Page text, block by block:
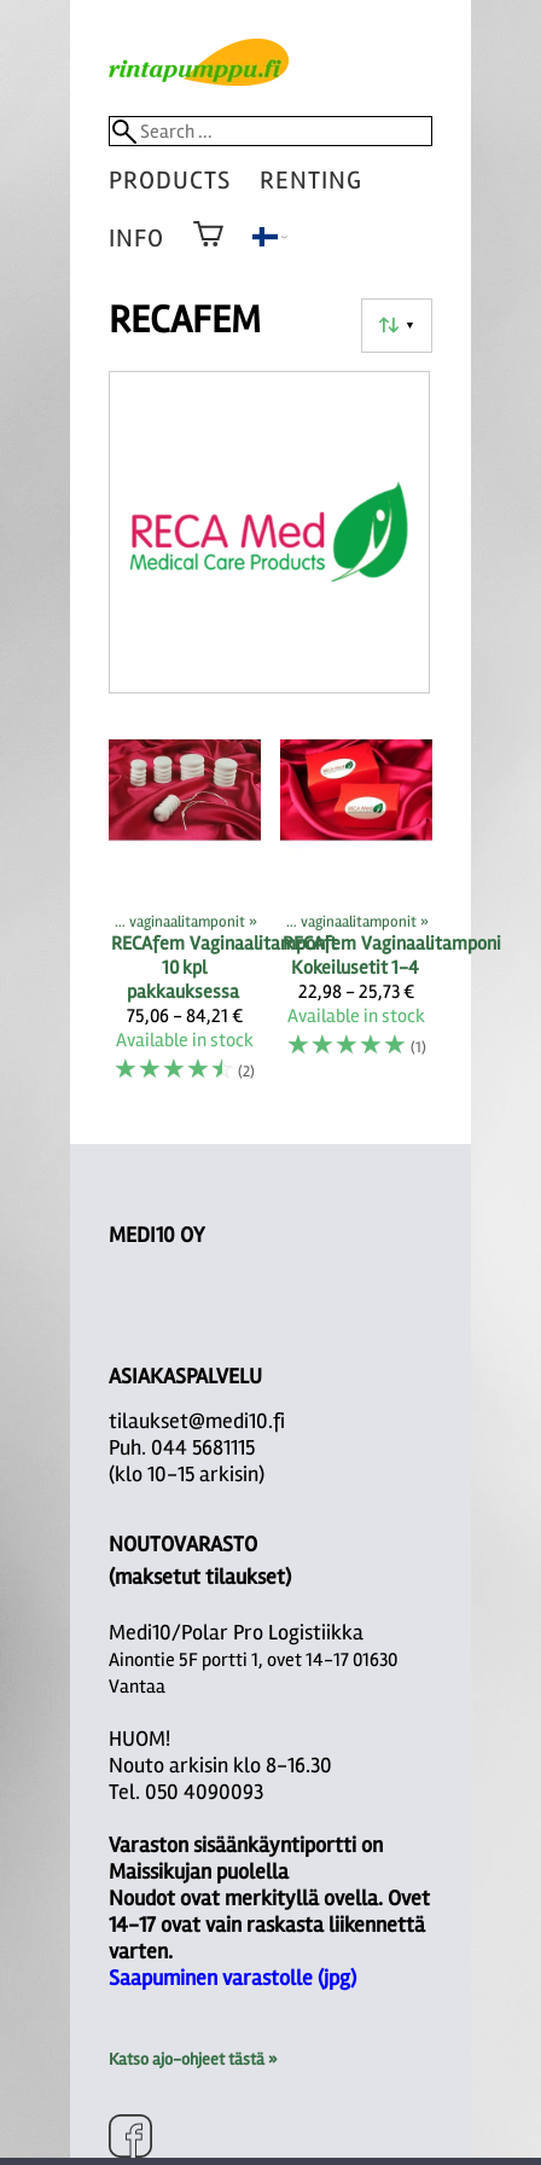
PRODUCTS
RENTING
INFO
▼
RECAFEM
Virtsankarkailu and vaginaalitamponit ‪»
RECAfem Vaginaalitamponit
10 kpl
pakkauksessa
75,06 - 84,21 €
Available in stock
☆☆☆☆☆ (2)
Medi10.com -kauppa ‪» Virtsankarkailu and vaginaalitamponit ‪»
RECAfem Vaginaalitamponi
Kokeilusetit 1-4
22,98 - 25,73 €
Available in stock
☆☆☆☆☆ (1)
MEDI10 OY
ASIAKASPALVELU
tilaukset@medi10.fi
Puh. 044 5681115
(klo 10-15 arkisin)
NOUTOVARASTO
(maksetut tilaukset)
Medi10/Polar Pro Logistiikka
Ainontie 5F portti 1, ovet 14-17 01630
Vantaa
HUOM!
Nouto arkisin klo 8-16.30
Tel. 050 4090093
Varaston sisäänkäyntiportti on
Maissikujan puolella
Noudot ovat merkityllä ovella. Ovet
14-17 ovat vain raskasta liikennettä
varten.
Saapuminen varastolle (jpg)
Katso ajo-ohjeet tästä »